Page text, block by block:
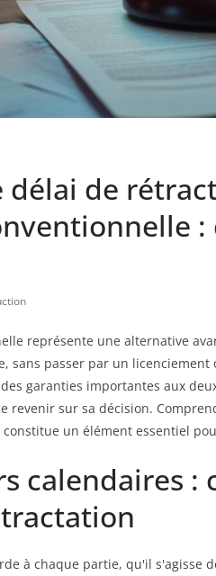
délai de
:
représente une alternative
sans passer par un
garanties importantes aux
revenir sur sa décision.
un élément essentiel
calendaires
à chaque partie, qu'il s'agisse